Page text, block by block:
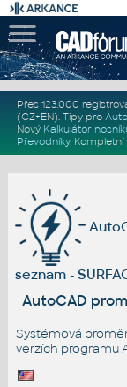
Přes 123.000
(CZ+EN). Tipy pro
Nový Kalkulátor
Převodníky. Kompletní
seznam -
AutoCAD
Systémová
verzích programu